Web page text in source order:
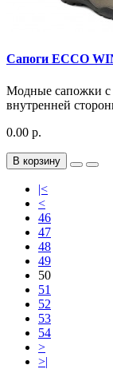
Сапоги ECCO
Модные сапожки с
внутренней
0.00 р.
В корзину
|<
<
46
47
48
49
50
51
52
53
54
>
>|